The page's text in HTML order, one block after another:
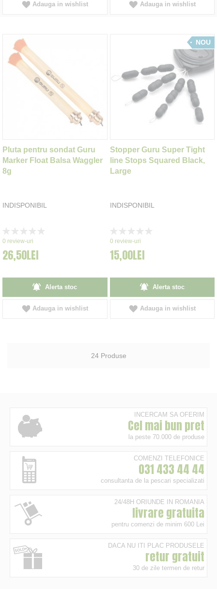
Adauga in wishlist Adauga in wishlist
Pluta pentru sondat Guru
Marker Float Balsa Waggler
8g
INDISPONIBIL
0%
0 review-uri
26,50LEI
Alerta stoc
Adauga in wishlist
NOU
Stopper Guru Super Tight
line Stops Squared Black,
Large
INDISPONIBIL
0%
0 review-uri
15,00LEI
Alerta stoc
Adauga in wishlist
24Produse
INCERCAM SA OFERIM
Cel mai bun pret
la peste 70.000 de produse
COMENZI TELEFONICE
031 433 44 44
consultanta de la pescari specializati
24/48H ORIUNDE IN ROMANIA
livrare gratuita
pentru comenzi de minim 600 Lei
DACA NU ITI PLAC PRODUSELE
retur gratuit
30 de zile termen de retur